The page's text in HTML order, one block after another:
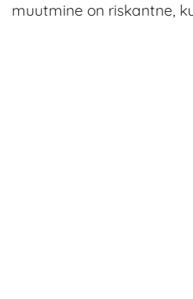
muutmine on riskantne,